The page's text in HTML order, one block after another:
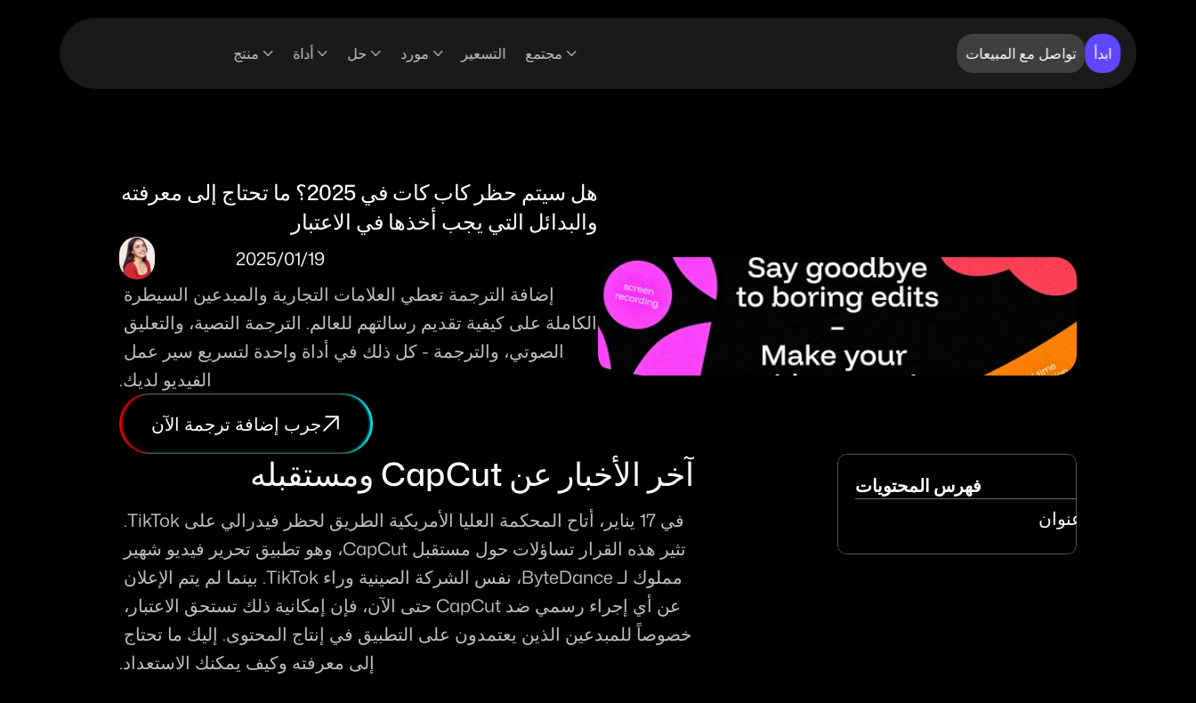
منتج أداة حل مورد التسعير مجتمع تواصل مع المبيعات ابدأ
والبدائل التي يجب أخذها في الاعتبار
19‏/01‏/2025
الفيديو لديك.
جرب إضافة ترجمة الآن
آخر الأخبار عن CapCut ومستقبله
إلى معرفته وكيف يمكنك الاستعداد.
فهرس المحتويات
عنوان